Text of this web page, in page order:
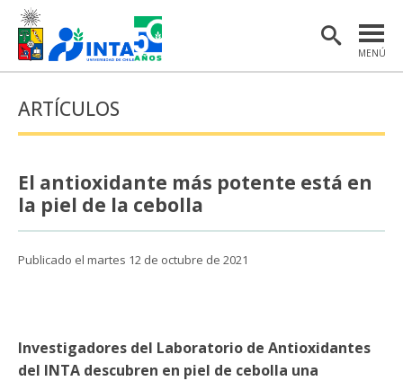
MENÚ
INSTITUTO
INVESTIGACIÓN
EXTENSIÓN Y COMUNICACIONES
Estudiantes
Académicas/os
ARTÍCULOS
El antioxidante más potente está en
la piel de la cebolla
Publicado el martes 12 de octubre de 2021
Investigadores del Laboratorio de Antioxidantes
del INTA descubren en piel de cebolla una